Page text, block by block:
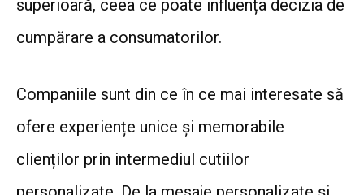
superioară, ceea ce poate influența decizia de
cumpărare a consumatorilor.
Companiile sunt din ce în ce mai interesate să
ofere experiențe unice și memorabile
clienților prin intermediul cutiilor